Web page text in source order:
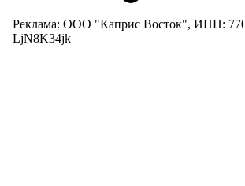
Реклама: ООО "Каприс Восток", ИНН:
LjN8K34jk